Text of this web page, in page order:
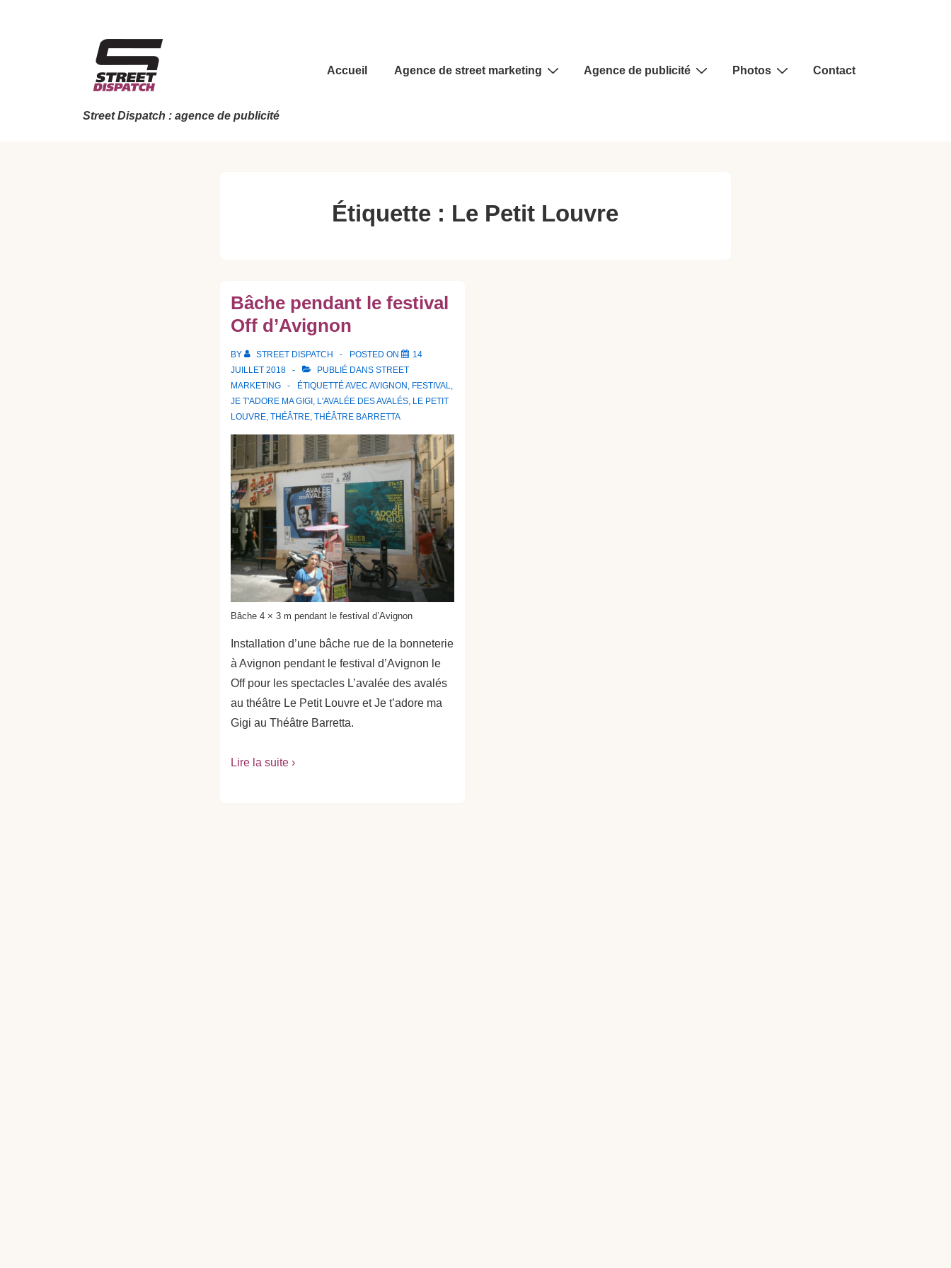
Street Dispatch : agence de publicité
Main
Accueil Agence de street marketing Agence de publicité Photos Contact
Étiquette : Le Petit Louvre
Bâche pendant le festival
Off d’Avignon
BY STREET DISPATCH POSTED ON
14
JUILLET 2018
PUBLIÉ DANS STREET
MARKETING
ÉTIQUETTÉ AVEC AVIGNON , FESTIVAL,
JE T'ADORE MA GIGI , L'AVALÉE DES AVALÉS, LE PETIT
LOUVRE, THÉÂTRE, THÉÂTRE BARRETTA
Bâche 4 × 3 m pendant le festival d’Avignon
Installation d’une bâche rue de la bonneterie
à Avignon pendant le festival d’Avignon le
Off pour les spectacles L’avalée des avalés
au théâtre Le Petit Louvre et Je t’adore ma
Gigi au Théâtre Barretta.
Lire la suite ›